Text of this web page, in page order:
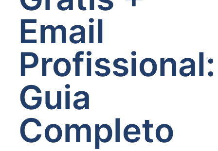
Email
Profissional:
Guia
Completo